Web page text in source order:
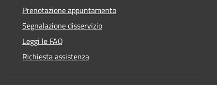
Prenotazione appuntamento
Segnalazione disservizio
Leggi le FAQ
Richiesta assistenza